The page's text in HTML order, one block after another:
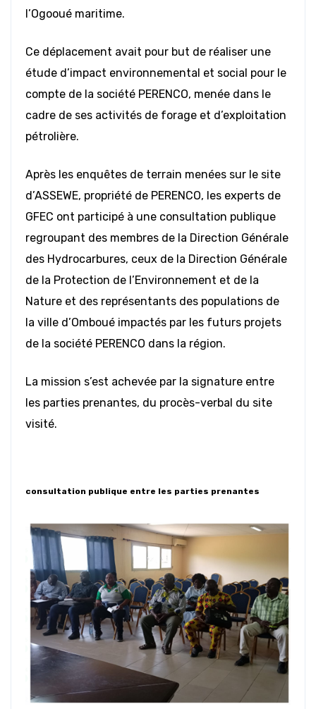
l’Ogooué maritime.
Ce déplacement avait pour but de réaliser une
étude d’impact environnemental et social pour le
compte de la société PERENCO, menée dans le
cadre de ses activités de forage et d’exploitation
pétrolière.
Après les enquêtes de terrain menées sur le site
d’ASSEWE, propriété de PERENCO, les experts de
GFEC ont participé à une consultation publique
regroupant des membres de la Direction Générale
des Hydrocarbures, ceux de la Direction Générale
de la Protection de l’Environnement et de la
Nature et des représentants des populations de
la ville d’Omboué impactés par les futurs projets
de la société PERENCO dans la région.
La mission s’est achevée par la signature entre
les parties prenantes, du procès-verbal du site
visité.
consultation publique entre les parties prenantes